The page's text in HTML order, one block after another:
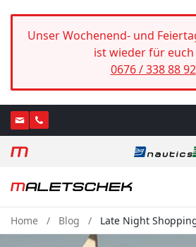
Unser Wochenend- und
ist wieder für euch
0676 / 338 88 92
Home Blog Late Night